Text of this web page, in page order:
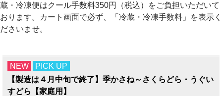
蔵・冷凍便はクール手数料350円（税込）をご負担いただいて
おります。カート画面で必ず、「冷蔵・冷凍手数料」を表示く
ださいませ。
NEW
PICK UP
【製造は４月中旬で終了】季かさね～さくらどら・うぐい
すどら【家庭用】